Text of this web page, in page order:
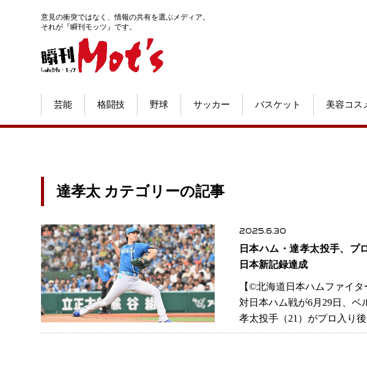
意見の衝突ではなく、情報の共有を選ぶメディア。
それが『瞬刊モッツ』です。
芸能 格闘技 野球 サッカー バスケット 美容コス
達孝太 カテゴリーの記事
2025.6.30
日本ハム・達孝太投手、
日本新記録達成
【©️北海道日本ハムファイ
対日本ハム戦が6月29日、ベ
孝太投手（21）がプロ入り